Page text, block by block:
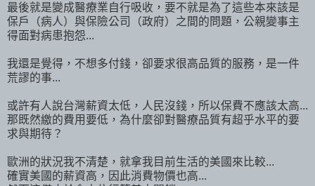
最後就是變成醫療業自行吸收，要不就是為了這些本來該是
保戶（病人）與保險公司（政府）之間的問題，公親變事主
得面對病患抱怨...
我還是覺得，不想多付錢，卻要求很高品質的服務，是一件
荒謬的事...
或許有人說台灣薪資太低，人民沒錢，所以保費不應該太高...
那既然繳的費用要低，為什麼卻對醫療品質有超乎水平的要
求與期待？
歐洲的狀況我不清楚，就拿我目前生活的美國來比較...
確實美國的薪資高，因此消費物價也高...